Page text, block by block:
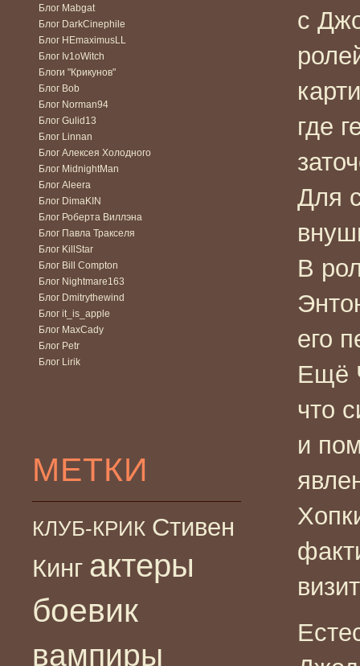
Блог Mabgat
Блог DarkCinephile
Блог HEmaximusLL
Блог Iv1oWitch
Блоги "Крикунов"
Блог Bob
Блог Norman94
Блог Gulid13
Блог Linnan
Блог Алексея Холодного
Блог MidnightMan
Блог Aleera
Блог DimaKIN
Блог Роберта Виллэна
Блог Павла Тракселя
Блог KillStar
Блог Bill Compton
Блог Nightmare163
Блог Dmitrythewind
Блог it_is_apple
Блог MaxCady
Блог Petr
Блог Lirik
МЕТКИ
КЛУБ-КРИК Стивен
Кинг актеры
боевик
вампиры
с
где
Для
В
его
Ещё
что
и